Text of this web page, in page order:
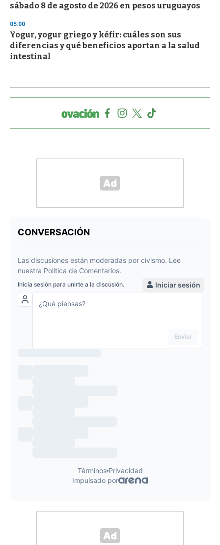
sábado 8 de agosto de 2026 en pesos uruguayos
05:00
Yogur, yogur griego y kéfir: cuáles son sus
diferencias y qué beneficios aportan a la salud
intestinal